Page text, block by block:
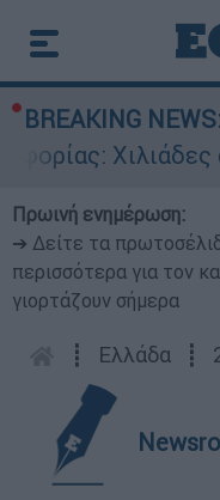
BREAKING
Πρωινή ενημέρωση:
➔ Δείτε τα
περισσότερα για τον
γιορτάζουν σήμερα
┋ Ελλάδα ┋